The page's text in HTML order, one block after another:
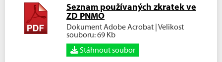
Seznam používaných zkratek ve
ZD PNMO
Dokument Adobe Acrobat | Velikost
souboru: 69 Kb
Stáhnout soubor